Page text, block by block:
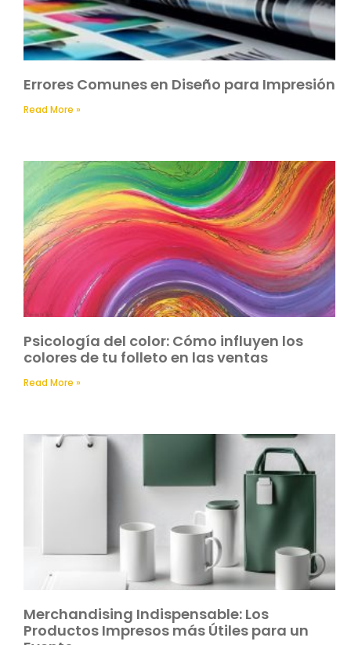
Errores Comunes en Diseño para Impresión
Read More »
Psicología del color: Cómo influyen los
colores de tu folleto en las ventas
Read More »
Merchandising Indispensable: Los
Productos Impresos más Útiles para un